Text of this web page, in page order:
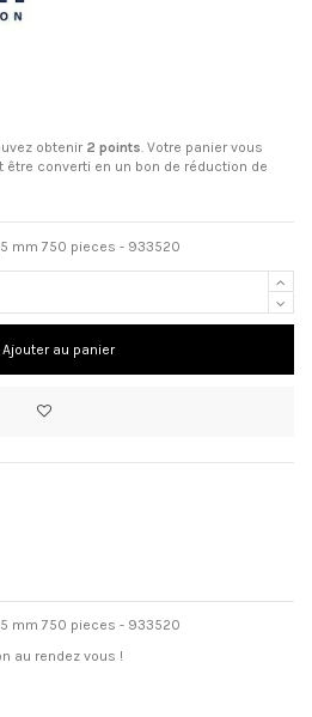
obtenir 2 points. Votre panier vous
être converti en un bon de réduction de
mm 750 pieces - 933520
Ajouter au panier
mm 750 pieces - 933520
au rendez vous !